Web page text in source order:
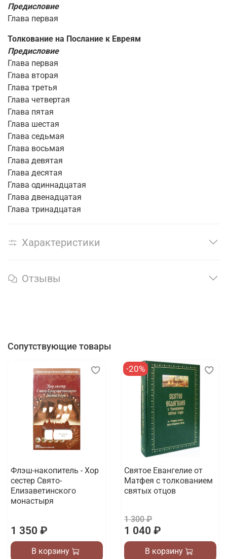
Предисловие
Глава первая
Толкование на Послание к Евреям
Предисловие
Глава первая
Глава вторая
Глава третья
Глава четвертая
Глава пятая
Глава шестая
Глава седьмая
Глава восьмая
Глава девятая
Глава десятая
Глава одиннадцатая
Глава двенадцатая
Глава тринадцатая
Характеристики
Отзывы
Сопутствующие товары
Флэш-накопитель - Хор
сестер Свято-
Елизаветинского
монастыря
1 350 ₽
В корзину
-20%
Святое Евангелие от
Матфея с толкованием
святых отцов
1 300 ₽
1 040 ₽
В корзину